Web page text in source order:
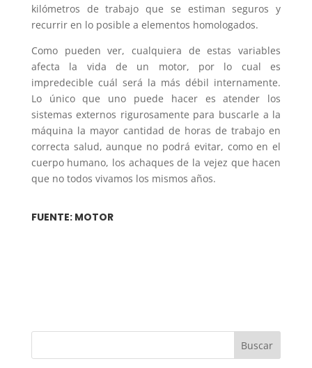
kilómetros de trabajo que se estiman seguros y
recurrir en lo posible a elementos homologados.
Como pueden ver, cualquiera de estas variables
afecta la vida de un motor, por lo cual es
impredecible cuál será la más débil internamente.
Lo único que uno puede hacer es atender los
sistemas externos rigurosamente para buscarle a la
máquina la mayor cantidad de horas de trabajo en
correcta salud, aunque no podrá evitar, como en el
cuerpo humano, los achaques de la vejez que hacen
que no todos vivamos los mismos años.
FUENTE: MOTOR